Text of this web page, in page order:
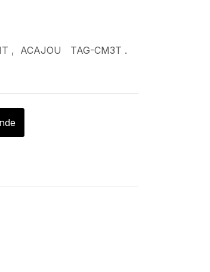
, ACAJOU TAG-CM3T .